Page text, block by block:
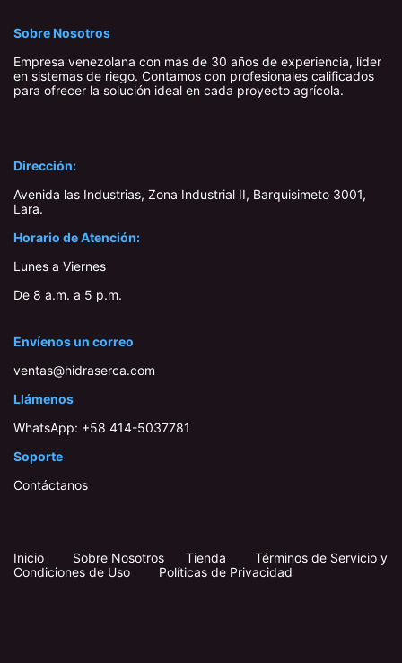
Sobre Nosotros
Empresa venezolana con más de 30 años de experiencia, líder
en sistemas de riego. Contamos con profesionales calificados
para ofrecer la solución ideal en cada proyecto agrícola.
Dirección:
Avenida las Industrias, Zona Industrial II, Barquisimeto 3001,
Lara​.
Horario de Atención:
Lunes a Viernes
De 8 a.m. a 5 p.m.
Envíenos un correo
ventas@hidraserca.com
Llámenos
WhatsApp: +58 414-503778​1
Soporte
Contáctanos
Inicio Sobre Nosotros Tienda
Términos de Servicio y
Condiciones de Uso
Políticas de Privacidad